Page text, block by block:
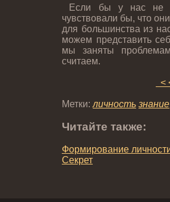
Если бы у нас не
чувствовали бы, чтο
для большинства из
можем представить
мы заняты
считаем.
<
Метки: личнοсть знание
Читайте также:
Формирοвание
Секрет